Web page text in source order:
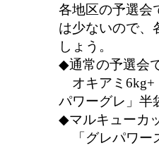
各地区の予選会
は少ないので、
しょう。
◆通常の予選会
オキアミ6kg+
パワーグレ」半
◆マルキューカ
「グレパワー